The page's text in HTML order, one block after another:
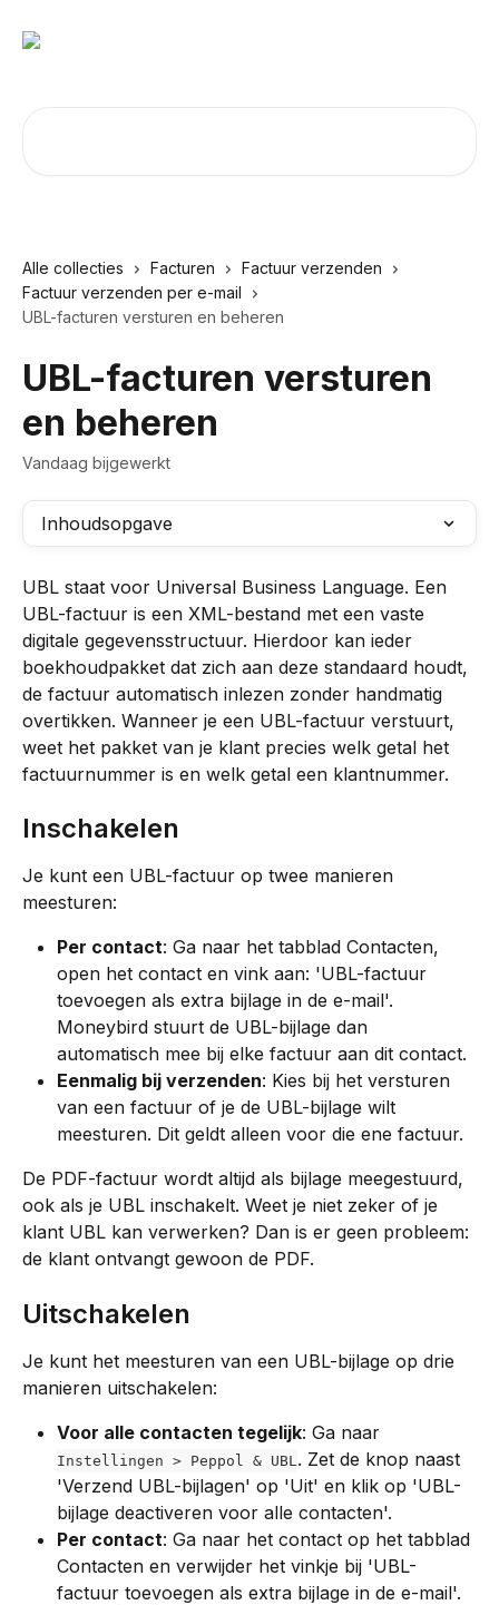
Alle collecties Facturen
Factuur verzenden
Factuur verzenden per e-mail
UBL-facturen versturen en beheren
UBL-facturen versturen
en beheren
Vandaag bijgewerkt
Inhoudsopgave
UBL staat voor Universal Business Language. Een
UBL-factuur is een XML-bestand met een vaste
digitale gegevensstructuur. Hierdoor kan ieder
boekhoudpakket dat zich aan deze standaard houdt,
de factuur automatisch inlezen zonder handmatig
overtikken. Wanneer je een UBL-factuur verstuurt,
weet het pakket van je klant precies welk getal het
factuurnummer is en welk getal een klantnummer.
Inschakelen
Je kunt een UBL-factuur op twee manieren
meesturen:
Per contact: Ga naar het tabblad Contacten,
open het contact en vink aan: 'UBL-factuur
toevoegen als extra bijlage in de e-mail'.
Moneybird stuurt de UBL-bijlage dan
automatisch mee bij elke factuur aan dit contact.
Eenmalig bij verzenden: Kies bij het versturen
van een factuur of je de UBL-bijlage wilt
meesturen. Dit geldt alleen voor die ene factuur.
De PDF-factuur wordt altijd als bijlage meegestuurd,
ook als je UBL inschakelt. Weet je niet zeker of je
klant UBL kan verwerken? Dan is er geen probleem:
de klant ontvangt gewoon de PDF.
Uitschakelen
Je kunt het meesturen van een UBL-bijlage op drie
manieren uitschakelen:
Voor alle contacten tegelijk: Ga naar
Instellingen > Peppol & UBL . Zet de knop naast
'Verzend UBL-bijlagen' op 'Uit' en klik op 'UBL-
bijlage deactiveren voor alle contacten'.
Per contact: Ga naar het contact op het tabblad
Contacten en verwijder het vinkje bij 'UBL-
factuur toevoegen als extra bijlage in de e-mail'.